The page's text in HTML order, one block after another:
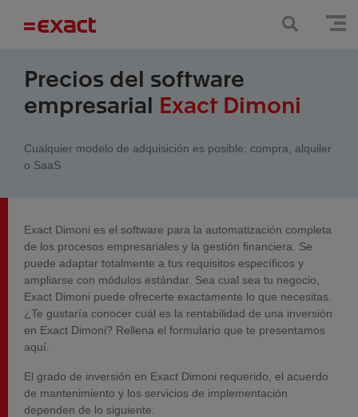
Precios del software
empresarial Exact Dimoni
Cualquier modelo de adquisición es posible: compra, alquiler
o SaaS
Exact Dimoni es el software para la automatización completa
de los procesos empresariales y la gestión financiera. Se
puede adaptar totalmente a tus requisitos específicos y
ampliarse con módulos estándar. Sea cual sea tu negocio,
Exact Dimoni puede ofrecerte exactamente lo que necesitas.
¿Te gustaría conocer cuál es la rentabilidad de una inversión
en Exact Dimoni? Rellena el formulario que te presentamos
aquí.
El grado de inversión en Exact Dimoni requerido, el acuerdo
de mantenimiento y los servicios de implementación
dependen de lo siguiente: